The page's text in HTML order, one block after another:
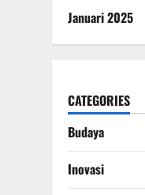
Januari 2025
CATEGORIES
Budaya
Inovasi